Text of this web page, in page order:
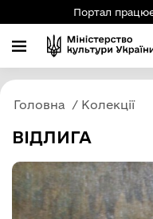
Портал
Головна Колекції
ВІДЛИГА